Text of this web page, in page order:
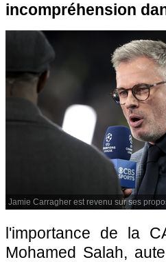
incompréhension
Jamie Carragher est revenu sur ses
l'importance de la
Mohamed Salah,